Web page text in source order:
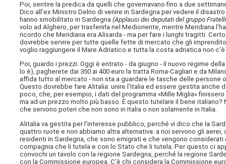
Poi, sentire la predica da quelli che governavano fino a due
Dico all'ex Ministro Delrio di venire in Sardegna per vedere il
hanno smobilitato in Sardegna(Applausi dei deputati del gruppo
volo ad Alghero, per trasferirla nel Medioriente, mentre Meridiana
ricordo che Meridiana era Alisarda - ma per fare i lunghi tragitti.
dovrebbe servire per tutte quelle fette di mercato che gli
voglio raggiungere il Mare Adriatico e tutta la costa adriatica non
Poi, guardo i prezzi. Oggi è entrato - da giugno - il nuovo regime
lo è), pagherete dai 350 ai 400 euro la tratta Roma-Cagliari e da
affida tutto al mercato - non sta a guardare le tasche delle persone
Questo dovrebbe fare Alitalia: unire l'Italia ed essere gestita
poco, che, per esempio, i dati del programma «Mille Miglia»
ma ad un prezzo molto più basso. È questo tutelare il bene
che servono poteri che non sono in Italia o non solamente in Italia.
Alitalia va gestita per l'interesse pubblico, perché vi dico che la
quattro ruote e non abbiamo altra alternativa: a noi servono gli
residenti in Sardegna, che sono emigrati e che vengono
compagnia che li tutela e con lo Stato che li tutela. Per questo ci
convochi un tavolo con la regione Sardegna, perché la regione
con la Commissione europea. C'è chi considera la Commissione